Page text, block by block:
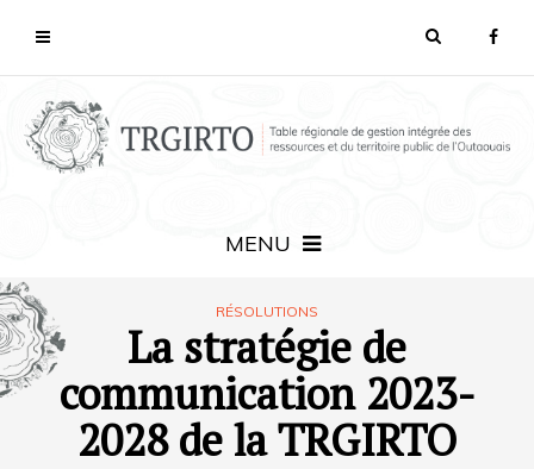
MENU
RÉSOLUTIONS
La stratégie de
communication 2023-
2028 de la TRGIRTO